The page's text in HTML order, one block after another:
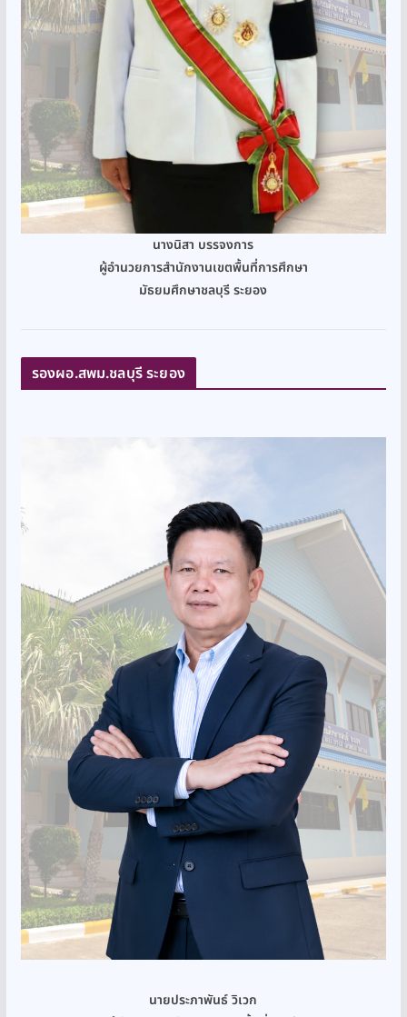
นางนิสา บรรจงการ
ผู้อำนวยการสำนักงานเขตพื้นที่การศึกษา
มัธยมศึกษาชลบุรี ระยอง
รองผอ.สพม.ชลบุรี ระยอง
นายประภาพันธ์ วิเวก